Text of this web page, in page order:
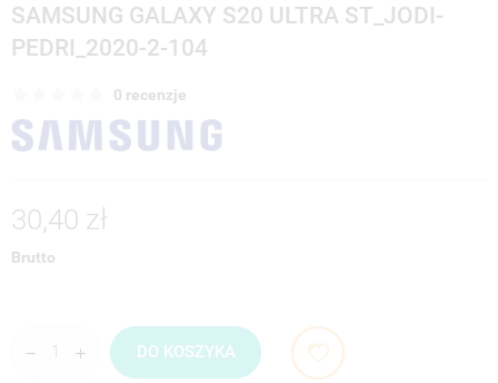
SAMSUNG GALAXY S20 ULTRA ST_JODI-
PEDRI_2020-2-104
0 recenzje
30,40 zł
Brutto
DO KOSZYKA